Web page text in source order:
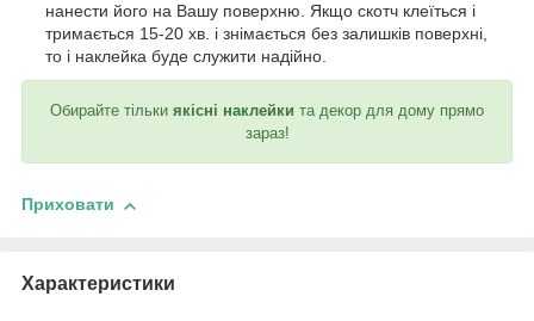
нанести його на Вашу поверхню. Якщо скотч клеїться і
тримається 15-20 хв. і знімається без залишків поверхні,
то і наклейка буде служити надійно.
Обирайте тільки якісні наклейки та декор для дому прямо
зараз!
Приховати
Характеристики